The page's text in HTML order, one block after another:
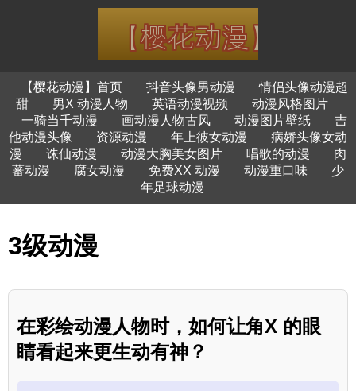
【樱花动漫】首页 抖音头像男动漫
情侣头像动漫超
甜
男X 动漫人物 英语动漫视频
动漫风格图片
一骑当千动漫
画动漫人物古风 动漫图片壁纸
吉
他动漫头像
资源动漫 年上彼女动漫
病娇头像女动
漫
诛仙动漫 动漫大胸美女图片 唱歌的动漫
肉
蕃动漫
腐女动漫 免费XX 动漫 动漫重口味
少
年足球动漫
3级动漫
在彩绘动漫人物时，如何让角X 的眼
睛看起来更生动有神？